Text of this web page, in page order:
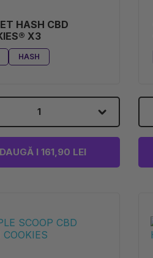
HASH CBD
X3
HASH
1
I 161,90 LEI